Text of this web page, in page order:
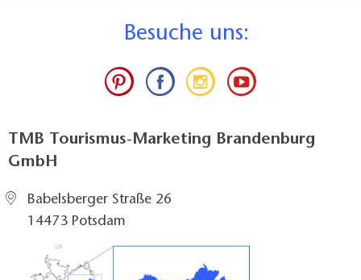
Besuche uns:
TMB Tourismus-Marketing Brandenburg
GmbH
Babelsberger Straße 26
14473 Potsdam